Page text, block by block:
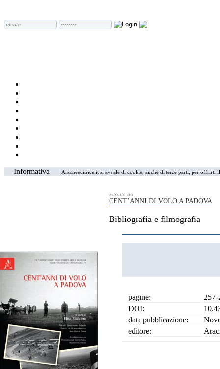
Informativa Aracneeditrice.it si avvale di cookie, anche di terze parti, per
Estratto da
CENT’ANNI DI VOLO A PADOVA
Bibliografia e filmografia
pagine:
257-
DOI:
data pubblicazione:
editore: